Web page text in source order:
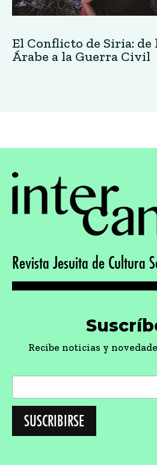
El Conflicto de Siria:
Árabe a la Guerra Civil
Revista Jesuita de Cultura
Recibe noticias y